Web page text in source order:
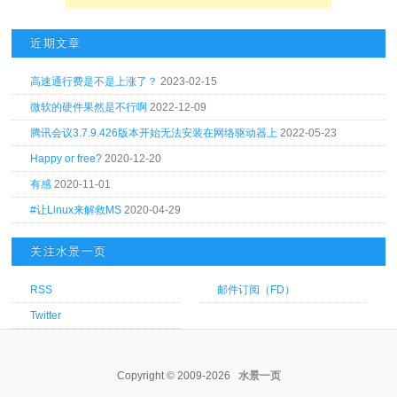
近期文章
高速通行费是不是上涨了？ 2023-02-15
微软的硬件果然是不行啊 2022-12-09
腾讯会议3.7.9.426版本开始无法安装在网络驱动器上 2022-05-23
Happy or free? 2020-12-20
有感 2020-11-01
#让Linux来解救MS 2020-04-29
关注水景一页
RSS 邮件订阅（FD）
Twitter
Copyright © 2009-2026 水景一页